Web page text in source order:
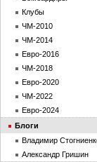
Клубы
ЧМ-2010
ЧМ-2014
Евро-2016
ЧМ-2018
Евро-2020
ЧМ-2022
Евро-2024
Блоги
Владимир
Александр Гришин